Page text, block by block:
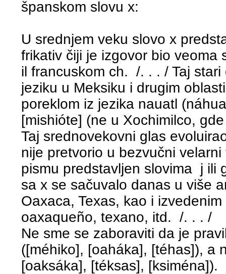
španskom slovu x:
U srednjem veku slovo x
frikativ čiji je izgovor bio veoma
il francuskom ch. /. . . / Taj
jeziku u Meksiku i drugim
poreklom iz jezika nauatl
[mishióte] (ne u Xochimilco,
Taj srednovekovni glas
nije pretvorio u bezvučni
pismu predstavljen slovima j ili
sa x se sačuvalo danas u više
Oaxaca, Texas, kao i
oaxaqueño, texano, itd. /. . . /
Ne sme se zaboraviti da je
([méhiko], [oaháka], [téhas]), a
[oaksáka], [téksas], [ksiména]).